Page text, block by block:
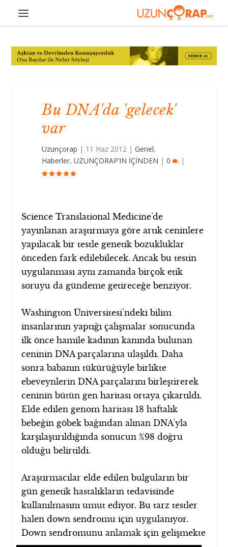
Bu DNA'da 'gelecek'
var
Uzunçorap | 11 Haz 2012 |Genel,
Haberler,UZUNÇORAP’IN İÇİNDEN |0 |
Science Translational Medicine’de
yayınlanan araştırmaya göre artık ceninlere
yapılacak bir testle genetik bozukluklar
önceden fark edilebilecek. Ancak bu testin
uygulanması aynı zamanda birçok etik
soruyu da gündeme getireceğe benziyor.
Washington Üniversitesi’ndeki bilim
insanlarının yaptığı çalışmalar sonucunda
ilk önce hamile kadının kanında bulunan
ceninin DNA parçalarına ulaşıldı. Daha
sonra babanın tükürüğüyle birlikte
ebeveynlerin DNA parçalarını birleştirerek
ceninin bütün gen haritası ortaya çıkartıldı.
Elde edilen genom haritası 18 haftalık
bebeğin göbek bağından alınan DNA’yla
karşılaştırıldığında sonucun %98 doğru
olduğu belirtildi.
Araştırmacılar elde edilen bulguların bir
gün genetik hastalıkların tedavisinde
kullanılmasını umut ediyor. Bu tarz testler
halen down sendromu için uygulanıyor.
Down sendromunu anlamak için gelişmekte